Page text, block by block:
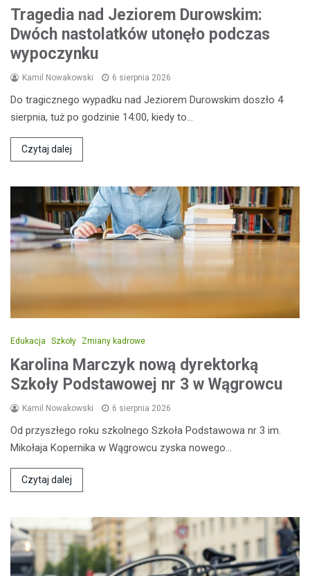
Tragedia nad Jeziorem Durowskim:
Dwóch nastolatków utonęło podczas
wypoczynku
Kamil Nowakowski 6 sierpnia 2026
Do tragicznego wypadku nad Jeziorem Durowskim doszło 4
sierpnia, tuż po godzinie 14:00, kiedy to…
Czytaj dalej
Edukacja Szkoły Zmiany kadrowe
Karolina Marczyk nową dyrektorką
Szkoły Podstawowej nr 3 w Wągrowcu
Kamil Nowakowski 6 sierpnia 2026
Od przyszłego roku szkolnego Szkoła Podstawowa nr 3 im.
Mikołaja Kopernika w Wągrowcu zyska nowego…
Czytaj dalej